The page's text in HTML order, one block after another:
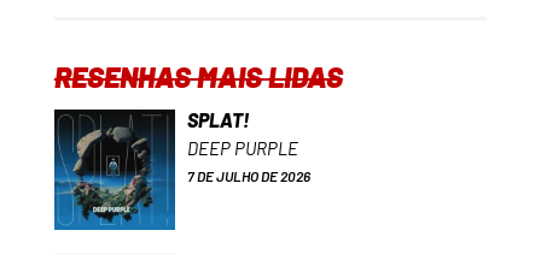
RESENHAS MAIS LIDAS
SPLAT!
DEEP PURPLE
7 DE JULHO DE 2026